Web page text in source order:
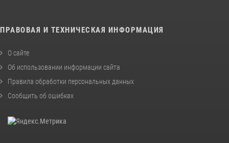
ПРАВОВАЯ И ТЕХНИЧЕСКАЯ ИНФОРМАЦИЯ
О сайте
Об использовании информации сайта
Правила обработки персональных данных
Сообщить об ошибках